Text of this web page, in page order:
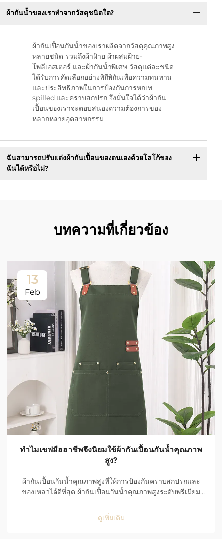
ผ้ากันน้ำของเราทำจากวัสดุชนิดใด?
ผ้ากันเปื้อนกันน้ำของเราผลิตจากวัสดุคุณภาพสูง
หลายชนิด รวมถึงผ้าฝ้าย ผ้าผสมฝ้าย-
โพลีเอสเตอร์ และผ้ากันน้ำพิเศษ วัสดุแต่ละชนิด
ได้รับการคัดเลือกอย่างพิถีพิถันเพื่อความทนทาน
และประสิทธิภาพในการป้องกันการหกเท
spilled และคราบสกปรก จึงมั่นใจได้ว่าผ้ากัน
เปื้อนของเราจะตอบสนองความต้องการของ
หลากหลายอุตสาหกรรม
ฉันสามารถปรับแต่งผ้ากันเปื้อนของตนเองด้วยโลโก้ของ
ฉันได้หรือไม่?
บทความที่เกี่ยวข้อง
13
Feb
ทำไมเชฟมืออาชีพจึงนิยมใช้ผ้ากันเปื้อนกันน้ำคุณภาพ
สูง?
ผ้ากันเปื้อนกันน้ำคุณภาพสูงที่ให้การป้องกันคราบสกปรกและ
ของเหลวได้ดีที่สุด ผ้ากันเปื้อนกันน้ำคุณภาพสูงระดับพรีเมียม
ประสิทธิภาพยอดเยี่ยมในการป้องกันคราบสกปรกและของเหลว
รวมทั้งใช้งานได้อย่างสะดวกสบายในสภาพแวดล้อมที่เร่งรีบ
ดูเพิ่มเติม